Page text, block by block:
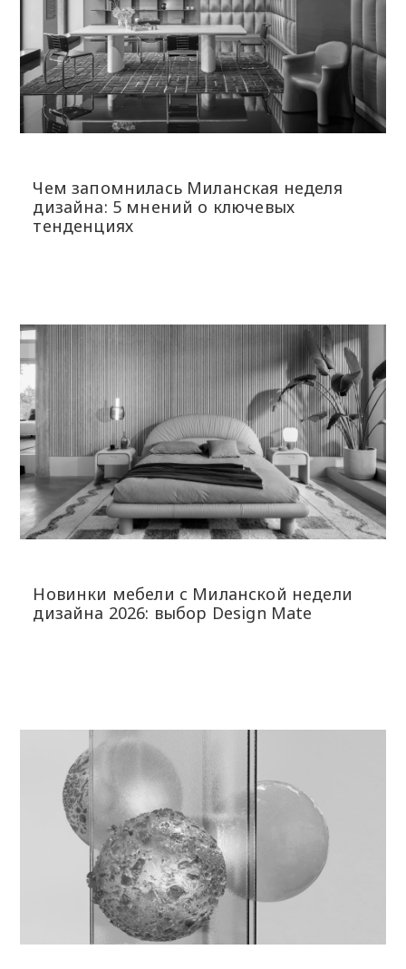
Чем запомнилась Миланская неделя
дизайна: 5 мнений о ключевых
тенденциях
Новинки мебели с Миланской недели
дизайна 2026: выбор Design Mate